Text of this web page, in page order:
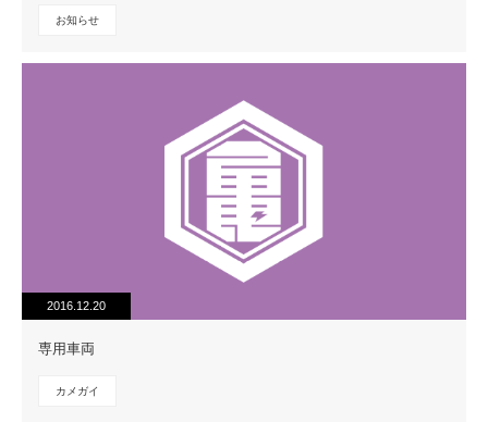
お知らせ
2016.12.20
専用車両
カメガイ